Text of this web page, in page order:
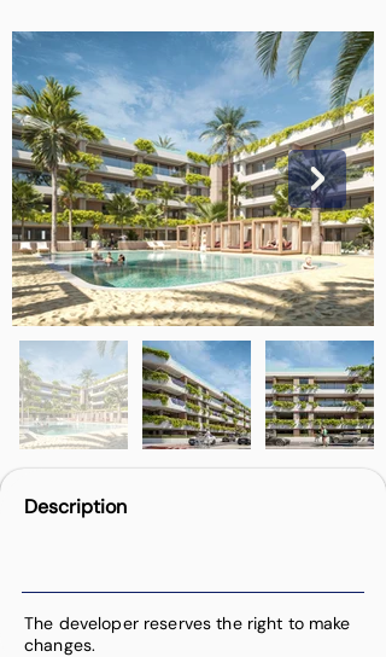
Description
The developer reserves the right to make
changes.